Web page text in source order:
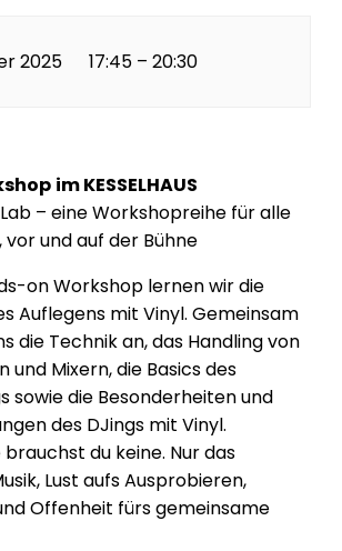
2025 17:45 – 20:30
im KESSELHAUS
Lab – eine Workshopreihe für alle
vor und auf der Bühne
on Workshop lernen wir die
Auflegens mit Vinyl. Gemeinsam
die Technik an, das Handling von
und Mixern, die Basics des
sowie die Besonderheiten und
des DJings mit Vinyl.
du keine. Nur das
Lust aufs Ausprobieren,
Offenheit fürs gemeinsame